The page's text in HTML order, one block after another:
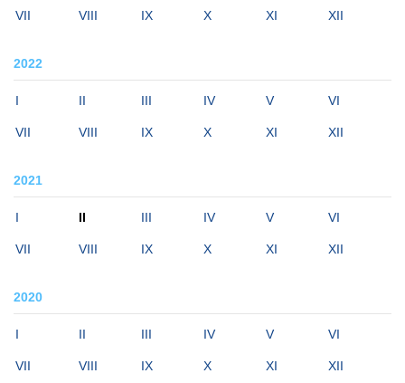
VII VIII IX X XI XII
2022
I II III IV V VI
VII VIII IX X XI XII
2021
I II III IV V VI
VII VIII IX X XI XII
2020
I II III IV V VI
VII VIII IX X XI XII